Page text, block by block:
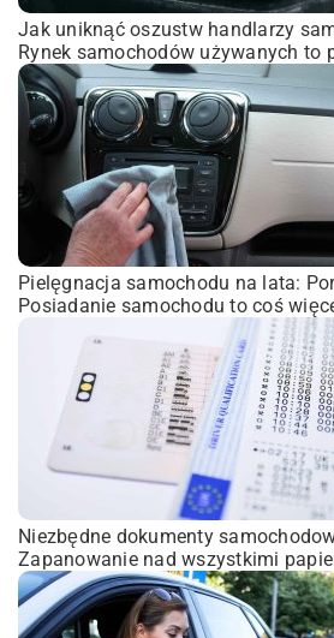
Jak uniknąć oszustw handlarzy
Rynek samochodów używanych to
Pielęgnacja samochodu na lata:
Posiadanie samochodu to coś
Niezbędne dokumenty
Zapanowanie nad wszystkimi